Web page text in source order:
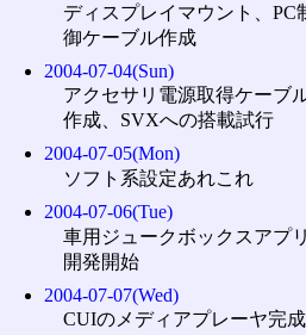
ディスプレイマウント、PC
御ケーブル作成
2004-07-04(Sun)
アクセサリ電源取得ケーブ
作成、SVXへの搭載試行
2004-07-05(Mon)
ソフト系設定あれこれ
2004-07-06(Tue)
車用ジュークボックスアプリ
開発開始
2004-07-07(Wed)
CUIのメディアプレーヤ完成